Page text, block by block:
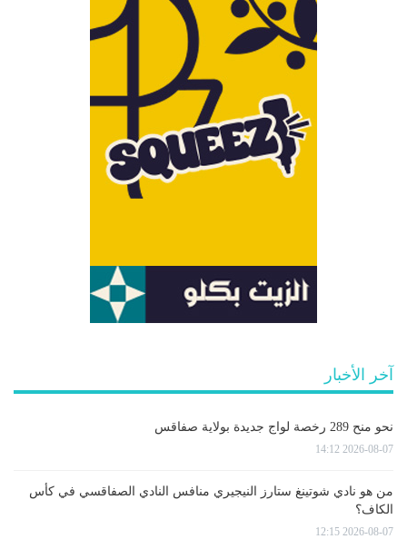
آخر الأخبار
نحو منح 289 رخصة لواج جديدة بولاية صفاقس
2026-08-07 14:12
من هو نادي شوتينغ ستارز النيجيري منافس النادي الصفاقسي في كأس
الكاف؟
2026-08-07 12:15